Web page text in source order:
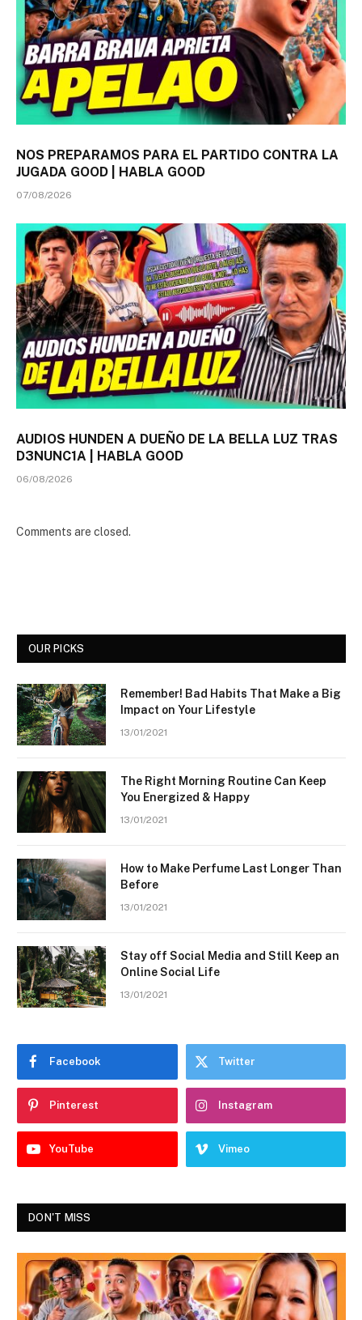
NOS PREPARAMOS PARA EL PARTIDO CONTRA LA
JUGADA GOOD | HABLA GOOD
07/08/2026
AUDIOS HUNDEN A DUEÑO DE LA BELLA LUZ TRAS
D3NUNC1A | HABLA GOOD
06/08/2026
Comments are closed.
OUR PICKS
Remember! Bad Habits That Make a Big
Impact on Your Lifestyle
13/01/2021
The Right Morning Routine Can Keep
You Energized & Happy
13/01/2021
How to Make Perfume Last Longer Than
Before
13/01/2021
Stay off Social Media and Still Keep an
Online Social Life
13/01/2021
Facebook Twitter
Pinterest Instagram
YouTube Vimeo
DON'T MISS